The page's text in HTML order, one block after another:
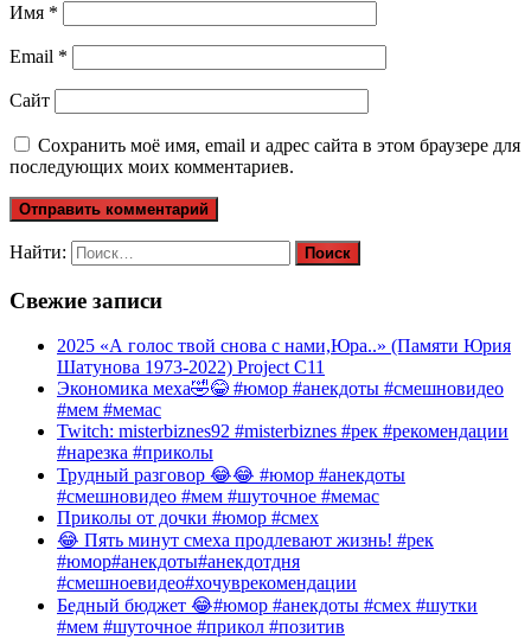
Имя *
Email *
Сайт
Сохранить моё имя, email и адрес сайта в этом браузере для
последующих моих комментариев.
Найти:
Свежие записи
2025 «А голос твой снова с нами,Юра..» (Памяти Юрия
Шатунова 1973-2022) Project C11
Экономика меха🤣😂 #юмор #анекдоты #смешновидео
#мем #мемас
Twitch: misterbiznes92 #misterbiznes #рек #рекомендации
#нарезка #приколы
Трудный разговор 😂😂 #юмор #анекдоты
#смешновидео #мем #шуточное #мемас
Приколы от дочки #юмор #смех
😂 Пять минут смеха продлевают жизнь! #рек
#юмор#анекдоты#анекдотдня
#смешноевидео#хочуврекомендации
Бедный бюджет 😂#юмор #анекдоты #смех #шутки
#мем #шуточное #прикол #позитив